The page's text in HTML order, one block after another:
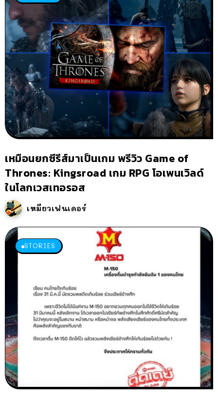
เหมือนยกซีรีส์มาเป็นเกม พรีวิว Game of
Thrones: Kingsroad เกม RPG โอเพนเวิลด์
ในโลกเวสเทอรอส
เหมียวเฟนเดอร์
STORIES